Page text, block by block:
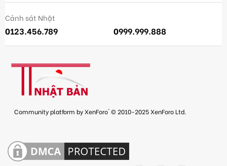
Cảnh sát Nhật
0123.456.789 0999.999.888
Community platform by XenForo® © 2010-2025 XenForo Ltd.